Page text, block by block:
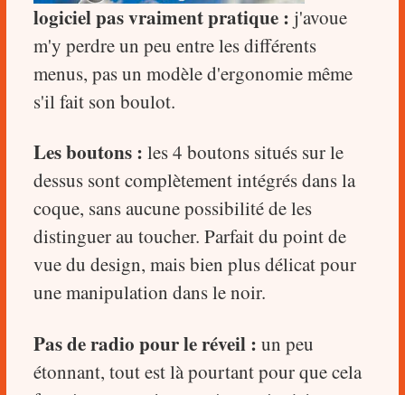
logiciel pas vraiment pratique : j'avoue
m'y perdreun peu entre les différents
menus, pas un modèle d'ergonomie même
s'il fait son boulot.
Les boutons : les 4 boutons situés sur le
dessus sont complètement intégrés dans la
coque, sans aucune possibilité de les
distinguer au toucher. Parfait du point de
vue du design, mais bien plus délicat pour
une manipulation dans le noir.
Pas de radio pour le réveil : un peu
étonnant, tout est là pourtant pour que cela